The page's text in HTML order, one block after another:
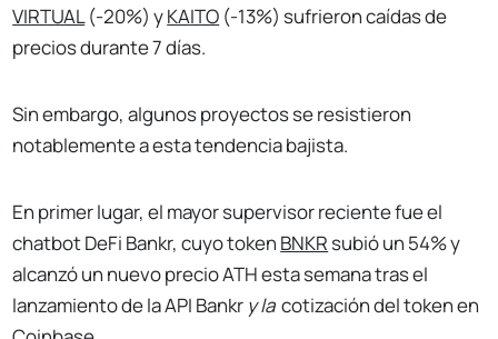
VIRTUAL(-20%) yKAITO (-13%) sufrieron caídas de
precios durante 7 días.
Sin embargo, algunos proyectos se resistieron
notablemente a esta tendencia bajista.
En primer lugar, el mayor supervisor reciente fue el
chatbot DeFi Bankr, cuyo token BNKR subió un 54% y
alcanzó un nuevo precio ATH esta semana tras el
lanzamiento de la API Bankr y la cotización del token en